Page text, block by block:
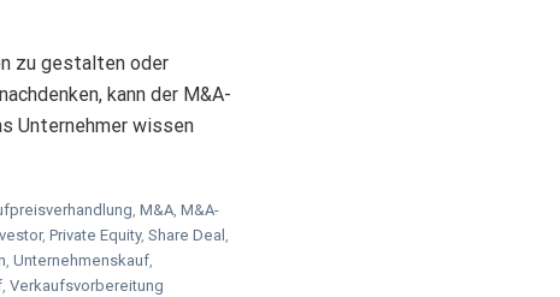
zu gestalten oder
kann der M&A-
Unternehmer wissen
M&A M&A-
, Private Equity, Share Deal
Unternehmenskauf
Verkaufsvorbereitung